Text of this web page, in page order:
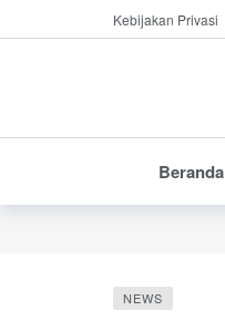
Kebijakan Privasi
Beranda
NEWS